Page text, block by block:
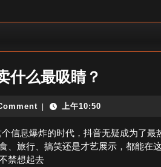
什么最吸睛？
什
么
上午10:50
个信息爆炸的时代，抖音无疑成为了
、旅行、搞笑还是才艺展示，都能在
禁想起去